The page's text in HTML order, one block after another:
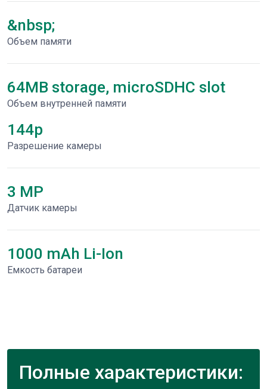
&nbsp;
Объем памяти
64MB storage, microSDHC slot
Объем внутренней памяти
144p
Разрешение камеры
3 MP
Датчик камеры
1000 mAh Li-Ion
Емкость батареи
Полные характеристики: